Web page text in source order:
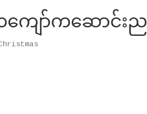
၀ကျော်ကဆောင်းည